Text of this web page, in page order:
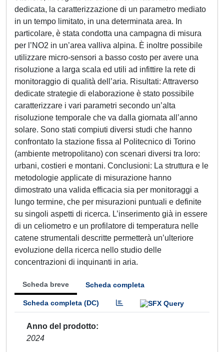
dedicata, la caratterizzazione di un parametro mediato
in un tempo limitato, in una determinata area. In
particolare, è stata condotta una campagna di misura
per l’NO2 in un’area valliva alpina. È inoltre possibile
utilizzare micro-sensori a basso costo per avere una
risoluzione a larga scala ed utili ad infittire la rete di
monitoraggio di qualità dell’aria. Risultati: Attraverso
dedicate strategie di elaborazione è stato possibile
caratterizzare i vari parametri secondo un’alta
risoluzione temporale che va dalla giornata all’anno
solare. Sono stati compiuti diversi studi che hanno
confrontato la stazione fissa al Politecnico di Torino
(ambiente metropolitano) con scenari diversi tra loro:
urbani, costieri e montani. Conclusioni: La struttura e le
metodologie applicate di misurazione hanno
dimostrato una valida efficacia sia per monitoraggi a
lungo termine, che per misurazioni puntuali e definite
su singoli aspetti di ricerca. L’inserimento già in essere
di un celiometro e un profilatore di temperatura nelle
catene strumentali descritte permetterà un’ulteriore
evoluzione della ricerca nello studio delle
concentrazioni di inquinanti in aria.
Scheda breve Scheda completa
Scheda completa (DC)
Anno del prodotto
2024